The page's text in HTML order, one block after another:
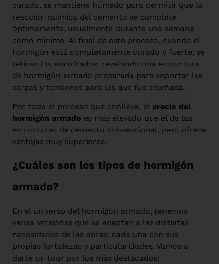
curado, se mantiene húmedo para permitir que la
reacción química del cemento se complete
óptimamente, usualmente durante una semana
como mínimo. Al final de este proceso, cuando el
hormigón está completamente curado y fuerte, se
retiran los encofrados, revelando una estructura
de hormigón armado preparada para soportar las
cargas y tensiones para las que fue diseñada.
Por todo el proceso que conlleva, el precio del
hormigón armado es más elevado que el de las
estructuras de cemento convencional, pero ofrece
ventajas muy superiores.
¿Cuáles son los tipos de hormigón
armado?
En el universo del hormigón armado, tenemos
varias versiones que se adaptan a las distintas
necesidades de las obras, cada una con sus
propias fortalezas y particularidades. Vamos a
darte un tour por los más destacados: